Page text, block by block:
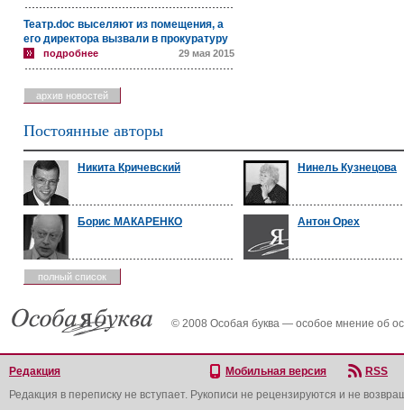
Театр.doc выселяют из помещения, а
его директора вызвали в прокуратуру
подробнее 29 мая 2015
архив новостей
Постоянные авторы
Никита Кричевский Нинель Кузнецова
Борис МАКАРЕНКО Антон Орех
полный список
© 2008 Особая буква — особое мнение об
Редакция Мобильная версия
RSS
Редакция в переписку не вступает. Рукописи не рецензируются и не